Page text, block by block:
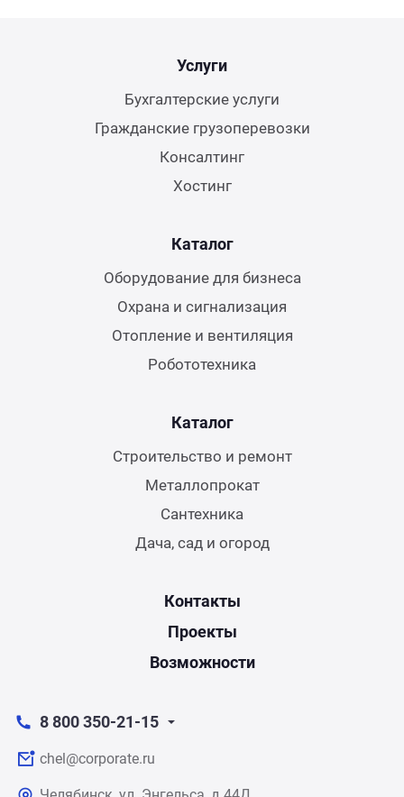
Услуги
Бухгалтерские услуги
Гражданские грузоперевозки
Консалтинг
Хостинг
Каталог
Оборудование для бизнеса
Охрана и сигнализация
Отопление и вентиляция
Робототехника
Каталог
Строительство и ремонт
Металлопрокат
Сантехника
Дача, сад и огород
Контакты
Проекты
Возможности
8 800 350-21-15
chel@corporate.ru